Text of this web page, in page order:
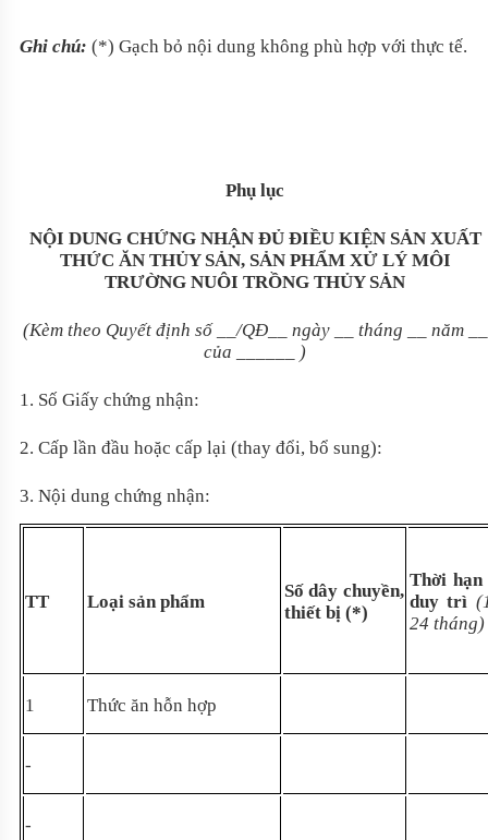
Ghi chú: (*) Gạch bỏ nội dung không phù hợp với thực tế.
Phụ lục
NỘI DUNG CHỨNG NHẬN ĐỦ ĐIỀU KIỆN SẢN XUẤT
THỨC ĂN THỦY SẢN, SẢN PHẨM XỬ LÝ MÔI
TRƯỜNG NUÔI TRỒNG THỦY SẢN
(Kèm theo Quyết định số __/QĐ__ ngày __ tháng __
năm __
của ______
)
1. Số Giấy chứng nhận:
2. Cấp lần đầu hoặc cấp lại (thay đổi, bổ sung):
3. Nội dung chứng nhận:
TT Loại sản phẩm
Số dây chuyền,
thiết bị (*)
Thời
duy trì
24 tháng)
1 Thức ăn hỗn hợp
-
-